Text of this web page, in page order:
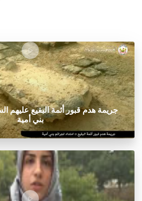
جريمة هدم قبور أئمة البقيع عليهم
بني أمية